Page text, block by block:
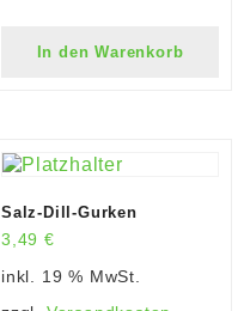
In den Warenkorb
Salz-Dill-Gurken
3,49 €
inkl. 19 % MwSt.